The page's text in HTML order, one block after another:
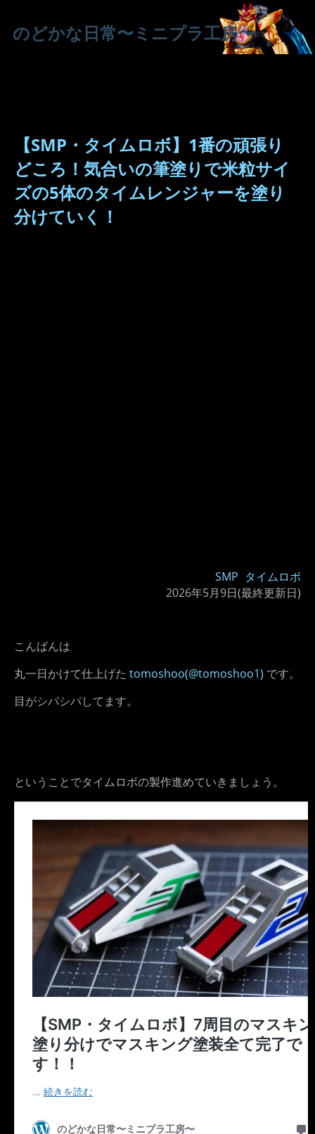
のどかな日常〜ミニプラ工房〜
【SMP・タイムロボ】1番の頑張り
どころ！気合いの筆塗りで米粒サイ
ズの5体のタイムレンジャーを塗り
分けていく！
SMP タイムロボ
2026年5月9日(最終更新日)
こんばんは
丸一日かけて仕上げた tomoshoo(@tomoshoo1) です。
目がシパシパしてます。
ということでタイムロボの製作進めていきましょう。